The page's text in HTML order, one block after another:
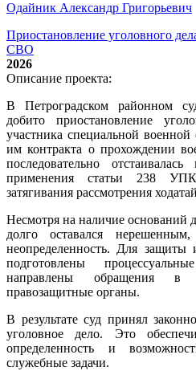
Одайник Александр Григорьевич
Приостановление уголовного
СВО
2026
Описание проекта:
В Петроградском районном
добито приостановление
участника специальной
им контракта о прохождении
последовательно
применения статьи 238
затягивания рассмотрения
Несмотря на наличие оснований
долго оставался
неопределенность. Для защиты
подготовлены
направлены обращения
правозащитные органы.
В результате суд принял
уголовное дело. Это
определенность и
служебные задачи.